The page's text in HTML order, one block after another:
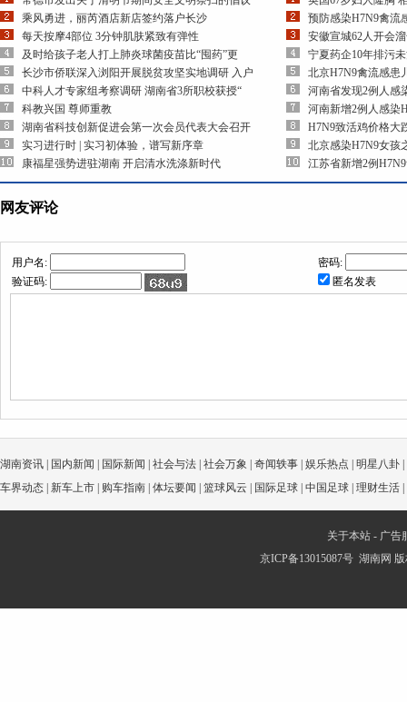
乘风勇进，丽芮酒店新店签约落户长沙
每天按摩4部位 3分钟肌肤紧致有弹性
及时给孩子老人打上肺炎球菌疫苗比“囤药”更
长沙市侨联深入浏阳开展脱贫攻坚实地调研 入户
中科人才专家组考察调研 湖南省3所职校获授“
科教兴国 尊师重教
湖南省科技创新促进会第一次会员代表大会召开
实习进行时 | 实习初体验，谱写新序章
康福星强势进驻湖南 开启清水洗涤新时代
预防感染H7N9禽流
安徽宣城62人开会
宁夏药企10年排污
北京H7N9禽流感患
河南省发现2例人感
河南新增2例人感染
H7N9致活鸡价格大
北京感染H7N9女孩
江苏省新增2例
网友评论
用户名:
密码:
验证码:
匿名发表
湖南资讯 国内新闻 国际新闻 社会与法 社会万象 奇闻轶事 娱乐热点 明星八卦
车界动态
新车上市 购车指南 体坛要闻 篮球风云 国际足球 中国足球 理财生活
关于本站 - 广告
京ICP备13015087号湖南网